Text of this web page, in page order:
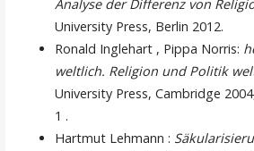
Analyse der Differenz von
University Press, Berlin 2012.
Ronald Inglehart , Pippa Norris:
weltlich. Religion und Politik
University Press, Cambridge
1 .
Hartmut Lehmann :